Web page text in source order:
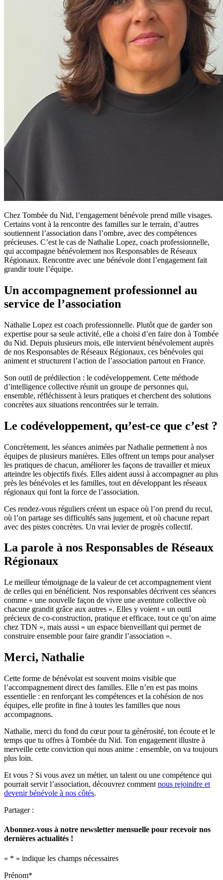
Chez Tombée du Nid, l’engagement bénévole prend mille visages.
Certains vont à la rencontre des familles sur le terrain, d’autres
soutiennent l’association dans l’ombre, avec des compétences
précieuses. C’est le cas de Nathalie Lopez, coach professionnelle,
qui accompagne bénévolement nos Responsables de Réseaux
Régionaux. Rencontre avec une bénévole dont l’engagement fait
grandir toute l’équipe.
Un accompagnement professionnel au
service de l’association
Nathalie Lopez est coach professionnelle. Plutôt que de garder son
expertise pour sa seule activité, elle a choisi d’en faire don à Tombée
du Nid. Depuis plusieurs mois, elle intervient bénévolement auprès
de nos Responsables de Réseaux Régionaux, ces bénévoles qui
animent et structurent l’action de l’association partout en France.
Son outil de prédilection : le codéveloppement. Cette méthode
d’intelligence collective réunit un groupe de personnes qui,
ensemble, réfléchissent à leurs pratiques et cherchent des solutions
concrètes aux situations rencontrées sur le terrain.
Le codéveloppement, qu’est-ce que c’est ?
Concrètement, les séances animées par Nathalie permettent à nos
équipes de plusieurs manières. Elles offrent un temps pour analyser
les pratiques de chacun, améliorer les façons de travailler et mieux
atteindre les objectifs fixés. Elles aident aussi à accompagner au plus
près les bénévoles et les familles, tout en développant les réseaux
régionaux qui font la force de l’association.
Ces rendez-vous réguliers créent un espace où l’on prend du recul,
où l’on partage ses difficultés sans jugement, et où chacune repart
avec des pistes concrètes. Un vrai levier de progrès collectif.
La parole à nos Responsables de Réseaux
Régionaux
Le meilleur témoignage de la valeur de cet accompagnement vient
de celles qui en bénéficient. Nos responsables décrivent ces séances
comme « une nouvelle façon de vivre une aventure collective où
chacune grandit grâce aux autres ». Elles y voient « un outil
précieux de co-construction, pratique et efficace, tout ce qu’on aime
chez TDN », mais aussi « un espace bienveillant qui permet de
construire ensemble pour faire grandir l’association ».
Merci, Nathalie
Cette forme de bénévolat est souvent moins visible que
l’accompagnement direct des familles. Elle n’en est pas moins
essentielle : en renforçant les compétences et la cohésion de nos
équipes, elle profite in fine à toutes les familles que nous
accompagnons.
Nathalie, merci du fond du cœur pour ta générosité, ton écoute et le
temps que tu offres à Tombée du Nid. Ton engagement illustre à
merveille cette conviction qui nous anime : ensemble, on va toujours
plus loin.
Et vous ? Si vous avez un métier, un talent ou une compétence qui
pourrait servir l’association, découvrez comment nous rejoindre et
devenir bénévole à nos côtés.
Partager :
Abonnez-vous à notre newsletter mensuelle pour recevoir nos
dernières actualités !
« * » indique les champs nécessaires
Prénom*